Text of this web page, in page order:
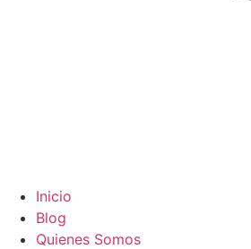
Inicio
Blog
Quienes Somos